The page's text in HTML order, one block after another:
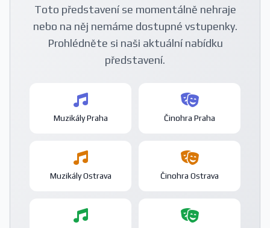
Toto představení se momentálně nehraje
nebo na něj nemáme dostupné vstupenky.
Prohlédněte si naši aktuální nabídku
představení.
Muzikály Praha Činohra Praha
Muzikály Ostrava Činohra Ostrava